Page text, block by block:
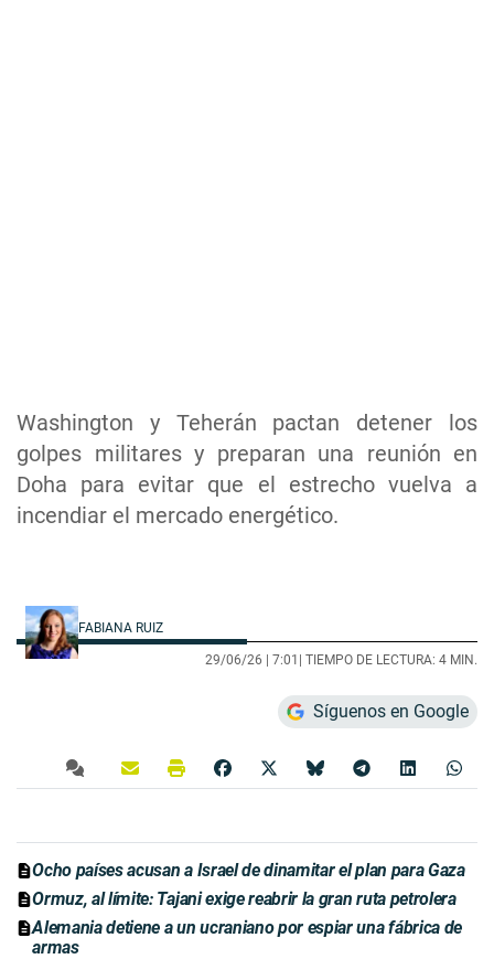
Washington y Teherán pactan detener los
golpes militares y preparan una reunión en
Doha para evitar que el estrecho vuelva a
incendiar el mercado energético.
FABIANA RUIZ
29/06/26 | 7:01 | TIEMPO DE LECTURA: 4 MIN.
Síguenos en Google
Ocho países acusan a Israel de dinamitar el plan para Gaza
Ormuz, al límite: Tajani exige reabrir la gran ruta petrolera
Alemania detiene a un ucraniano por espiar una fábrica de
armas